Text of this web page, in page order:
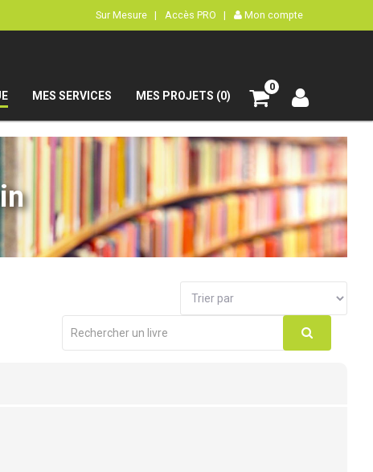
Sur Mesure | Accès PRO | Mon compte
MES SERVICES MES PROJETS (0)
0